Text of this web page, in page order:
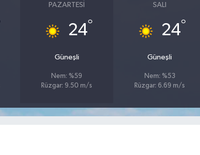
PAZARTESI
24°
Güneşli
Nem: %59
Rüzgar: 9.50 m/s
SALI
24°
Güneşli
Nem: %53
Rüzgar: 6.69 m/s